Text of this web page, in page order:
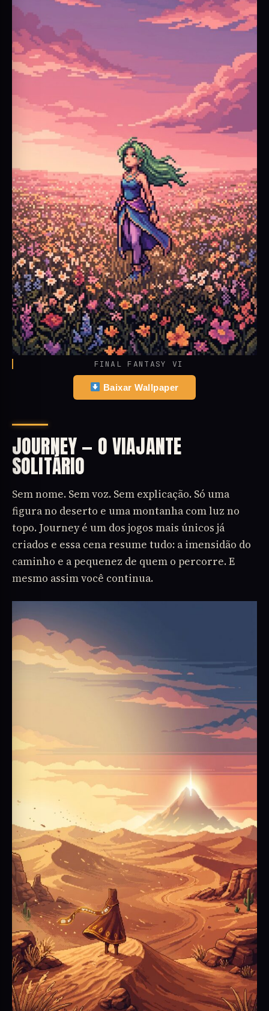
FINAL FANTASY VI
Baixar Wallpaper
JOURNEY — O VIAJANTE
SOLITÁRIO
Sem nome. Sem voz. Sem explicação. Só uma
figura no deserto e uma montanha com luz no
topo. Journey é um dos jogos mais únicos já
criados e essa cena resume tudo: a imensidão do
caminho e a pequenez de quem o percorre. E
mesmo assim você continua.